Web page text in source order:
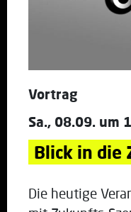
Vortrag
Sa., 08.09. um
Blick in die
Die heutige